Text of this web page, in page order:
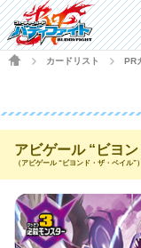
HOME
カードリスト PR
アビゲール “ビヨ
（アビゲール “ビヨンド・ザ・ベイル”）